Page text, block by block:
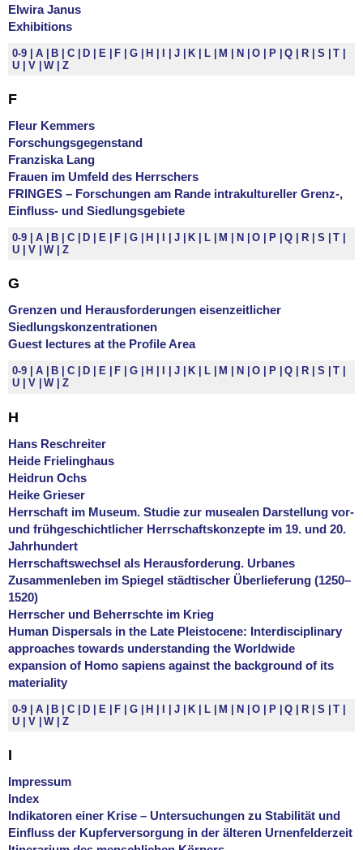
Elwira Janus
Exhibitions
0-9 A B C D E F G H J K L M N O P Q R S
T
U
V W Z
F
Fleur Kemmers
Forschungsgegenstand
Franziska Lang
Frauen im Umfeld des Herrschers
FRINGES – Forschungen am Rande intrakultureller Grenz-,
Einfluss- und Siedlungsgebiete
0-9 A B C D E F G H J K L M N O P Q R S
T
U
V W Z
G
Grenzen und Herausforderungen eisenzeitlicher
Siedlungskonzentrationen
Guest lectures at the Profile Area
0-9 A B C D E F G H J K L M N O P Q R S
T
U
V W Z
H
Hans Reschreiter
Heide Frielinghaus
Heidrun Ochs
Heike Grieser
Herrschaft im Museum. Studie zur musealen Darstellung vor-
und frühgeschichtlicher Herrschaftskonzepte im 19. und 20.
Jahrhundert
Herrschaftswechsel als Herausforderung. Urbanes
Zusammenleben im Spiegel städtischer Überlieferung (1250–
1520)
Herrscher und Beherrschte im Krieg
Human Dispersals in the Late Pleistocene: Interdisciplinary
approaches towards understanding the Worldwide
expansion of Homo sapiens against the background of its
materiality
0-9 A B C D E F G H I J K L M N O P Q R S
T
U
V W Z
I
Impressum
Index
Indikatoren einer Krise – Untersuchungen zu Stabilität und
Einfluss der Kupferversorgung in der älteren Urnenfelderzeit